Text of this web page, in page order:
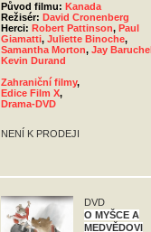
Původ filmu: Kanada
Režisér: David Cronenberg
Herci: Robert Pattinson, Paul
Giamatti, Juliette Binoche,
Samantha Morton, Jay
Kevin Durand
Zahraniční filmy,
Edice Film X,
Drama-DVD
NENÍ K PRODEJI
DVD
O MYŠCE A
MEDVĚDOVI